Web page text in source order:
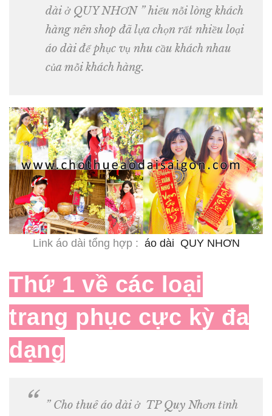
dài ở QUY NHƠN ” hiểu nỗi lòng khách
hàng nên shop đã lựa chọn rất nhiều loại
áo dài để phục vụ nhu cầu khách nhau
của mỗi khách hàng.
Link áo dài tổng hợp : áo dài QUY NHƠN
Thứ 1 về các loại
trang phục cực kỳ đa
dạng
” Cho thuê áo dài ở TP Quy Nhơn tỉnh